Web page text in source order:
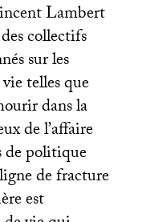
Lambert
collectifs
sur les
telles que
dans la
de l’affaire
de politique
de fracture
est